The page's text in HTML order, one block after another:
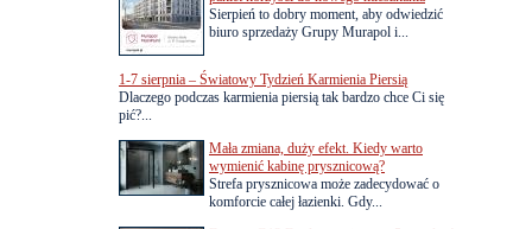
Sierpień to dobry moment, aby odwiedzić
biuro sprzedaży Grupy Murapol i...
1-7 sierpnia – Światowy Tydzień Karmienia Piersią
Dlaczego podczas karmienia piersią tak bardzo chce Ci się
pić?...
Mała zmiana, duży efekt. Kiedy warto
wymienić kabinę prysznicową?
Strefa prysznicowa może zadecydować o
komforcie całej łazienki. Gdy...